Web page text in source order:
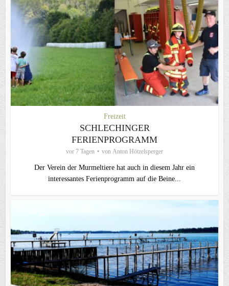
Freizeit
SCHLECHINGER
FERIENPROGRAMM
vor 7 Tagen von Anton Hötzelsperger
Der Verein der Murmeltiere hat auch in diesem Jahr ein
interessantes Ferienprogramm auf die Beine...